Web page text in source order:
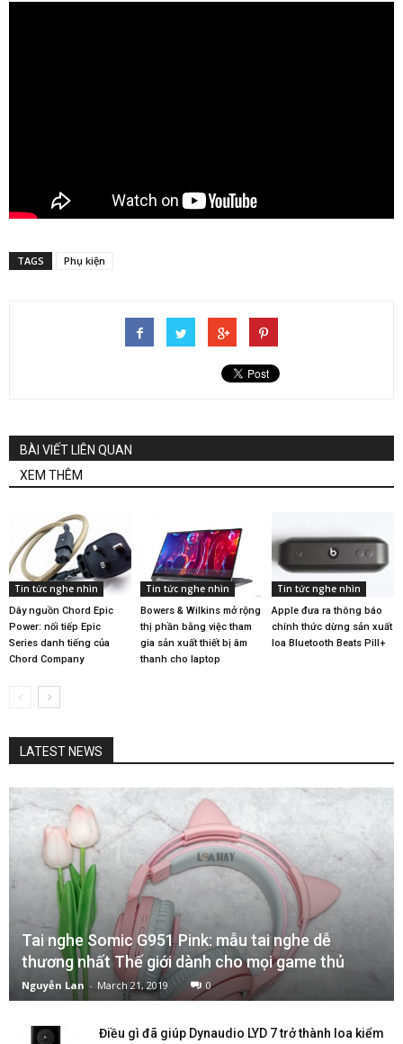
TAGS Phụ kiện
BÀI VIẾT LIÊN QUAN
XEM THÊM
Tin tức nghe nhìn
Dây nguồn Chord Epic
Power: nối tiếp Epic
Series danh tiếng của
Chord Company
Tin tức nghe nhìn
Bowers & Wilkins mở rộng
thị phần bằng việc tham
gia sản xuất thiết bị âm
thanh cho laptop
Tin tức nghe nhìn
Apple đưa ra thông báo
chính thức dừng sản xuất
loa Bluetooth Beats Pill+
LATEST NEWS
Tai nghe Somic G951 Pink: mẫu tai nghe dễ
thương nhất Thế giới dành cho mọi game thủ
Nguyễn Lan - March 21, 2019 0
Điều gì đã giúp Dynaudio LYD 7 trở thành loa kiểm